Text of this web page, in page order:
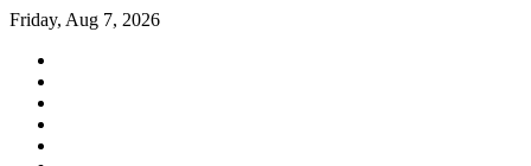
Skip
content
Friday, Aug 7, 2026